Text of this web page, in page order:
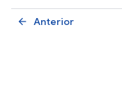
Anterior
arrow_back